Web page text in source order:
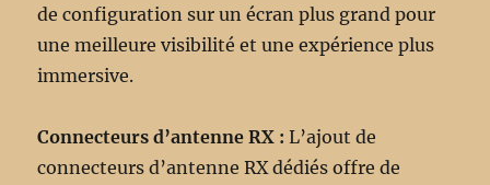
de configuration sur un écran plus grand pour
une meilleure visibilité et une expérience plus
immersive.
Connecteurs d’antenne RX : L’ajout de
connecteurs d’antenne RX dédiés offre de